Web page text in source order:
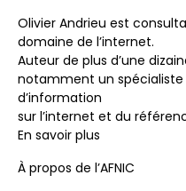
Olivier Andrieu est
domaine de l’internet.
Auteur de plus d’une
notamment un
d’information
sur l’internet et du
En savoir plus
À propos de l’AFNIC